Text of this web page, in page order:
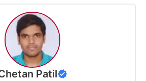
Patil